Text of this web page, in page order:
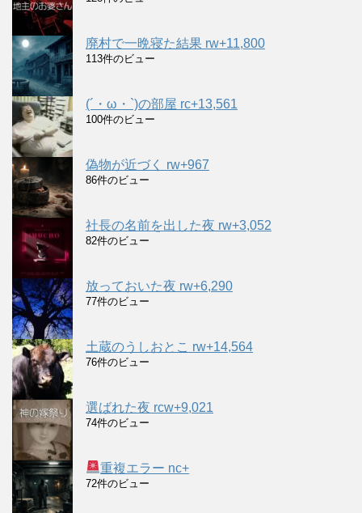
廃村で一晩寝た結果 rw+11,800
113件のビュー
(´・ω・`)の部屋 rc+13,561
100件のビュー
偽物が近づく rw+967
86件のビュー
社長の名前を出した夜 rw+3,052
82件のビュー
放っておいた夜 rw+6,290
77件のビュー
土蔵のうしおとこ rw+14,564
76件のビュー
選ばれた夜 rcw+9,021
74件のビュー
重複エラー nc+
72件のビュー